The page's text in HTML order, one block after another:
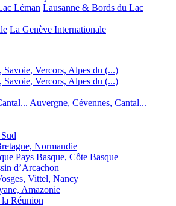
Léman Lausanne & Bords du Lac
La Genève Internationale
Vercors, Alpes du (...)
Vercors, Alpes du (...)
Auvergne, Cévennes, Cantal...
Normandie
Pays Basque, Côte Basque
d’Arcachon
Vittel, Nancy
Amazonie
Réunion